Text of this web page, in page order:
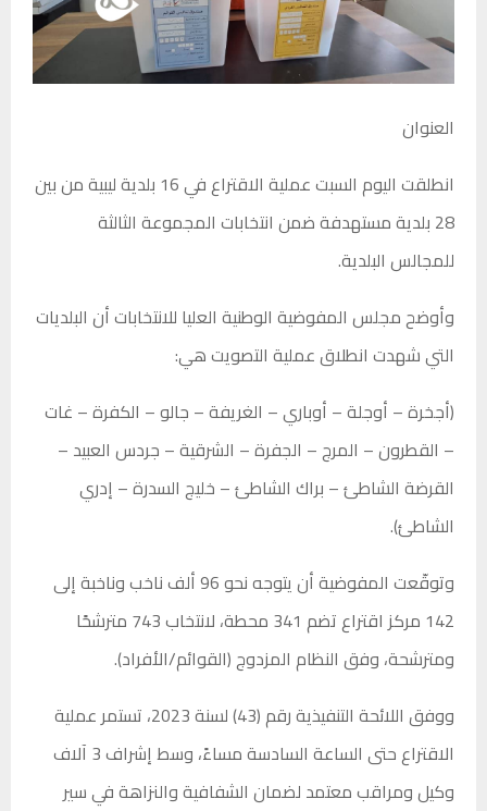
العنوان
انطلقت اليوم السبت عملية الاقتراع في 16 بلدية ليبية من بين
28 بلدية مستهدفة ضمن انتخابات المجموعة الثالثة
للمجالس البلدية.
وأوضح مجلس المفوضية الوطنية العليا للانتخابات أن البلديات
التي شهدت انطلاق عملية التصويت هي:
(أجخرة – أوجلة – أوباري – الغريفة – جالو – الكفرة – غات
– القطرون – المرج – الجفرة – الشرقية – جردس العبيد –
القرضة الشاطئ – براك الشاطئ – خليج السدرة – إدري
الشاطئ).
وتوقّعت المفوضية أن يتوجه نحو 96 ألف ناخب وناخبة إلى
142 مركز اقتراع تضم 341 محطة، لانتخاب 743 مترشحًا
ومترشحة، وفق النظام المزدوج (القوائم/الأفراد).
ووفق اللائحة التنفيذية رقم (43) لسنة 2023، تستمر عملية
الاقتراع حتى الساعة السادسة مساءً، وسط إشراف 3 آلاف
وكيل ومراقب معتمد لضمان الشفافية والنزاهة في سير